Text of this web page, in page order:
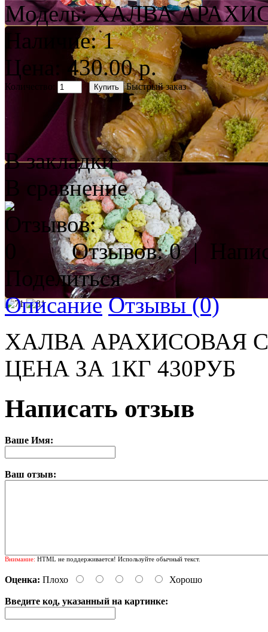
Модель: ХАЛВА
Наличие:1
Цена: 430.00 р.
Количество: Быстрый заказ
В закладки
В сравнение
Отзывов: 0|
Поделиться
Описание Отзывы (0)
ХАЛВА АРАХИСОВАЯ
ЦЕНА ЗА 1КГ 430РУБ
Написать отзыв
Ваше Имя:
Ваш отзыв:
Внимание: HTML не поддерживается! Используйте обычный текст.
Оценка: Плохо Хорошо
Введите код, указанный на картинке: